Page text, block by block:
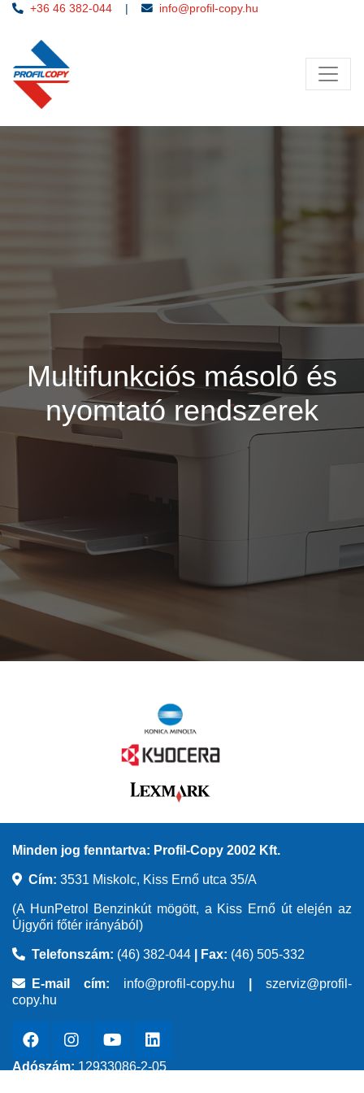
+36 46 382-044 info@profil-copy.hu
Multifunkciós másoló és
nyomtató rendszerek
Minden jog fenntartva: Profil-Copy 2002 Kft.
Cím: 3531 Miskolc, Kiss Ernő utca 35/A
(A HunPetrol Benzinkút mögött, a Kiss Ernő út elején az
Újgyőri főtér irányából)
Telefonszám: (46) 382-044 Fax: (46) 505-332
E-mail cím: info@profil-copy.hu
szerviz@profil-
copy.hu
Adószám: 12933086-2-05